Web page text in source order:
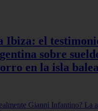
Ibiza: el
sobre
en la isla